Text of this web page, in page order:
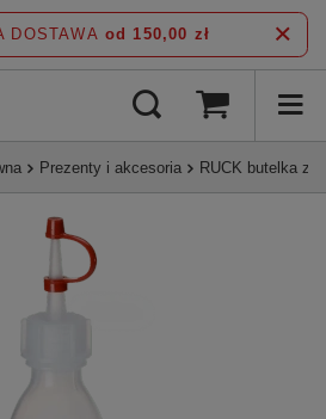
DOSTAWA od 150,00 zł
Prezenty i akcesoria RUCK butelka z